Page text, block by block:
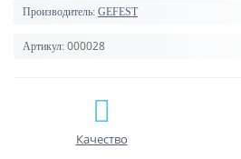
Производитель: GEFEST
Артикул: 000028
Качество